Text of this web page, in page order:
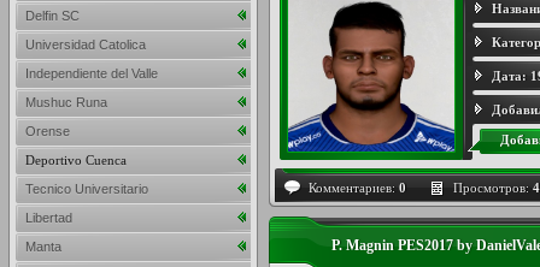
Дата:
Комментариев: 0 Просмотров:
P. Magnin PES2017 by
Delfin SC
Universidad Catolica
Independiente del Valle
Mushuc Runa
Orense
Deportivo Cuenca
Tecnico Universitario
Libertad
Manta